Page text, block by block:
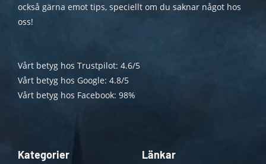
också gärna emot tips, speciellt om du saknar något hos
oss!
Vårt betyg hos Trustpilot: 4.6/5
Vårt betyg hos Google: 4.8/5
Vårt betyg hos Facebook: 98%
Kategorier Länkar